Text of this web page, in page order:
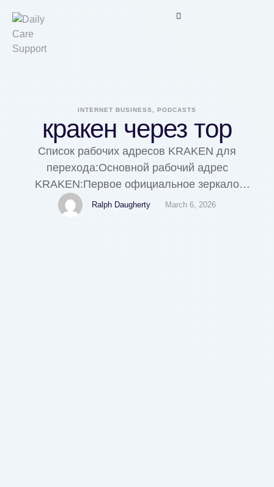
INTERNET BUSINESS, PODCASTS
кракен через тор
Список рабочих адресов KRAKEN для
перехода:Основной рабочий адрес
KRAKEN:Первое официальное зеркало
KRAKEN:Второе резервное зеркало
KRAKEN:Дополнительный домен KRAKEN для
Ralph Daugherty March 6, 2026